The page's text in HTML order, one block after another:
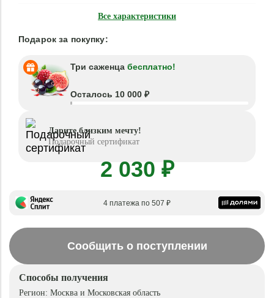
Все характеристики
Подарок за покупку:
Три саженца бесплатно!
Осталось 10 000 ₽
Дарите близким мечту!
Подарочный сертификат
2 030 ₽
4 платежа по 507 ₽
Сообщить о поступлении
Способы получения
Регион: Москва и Московская область